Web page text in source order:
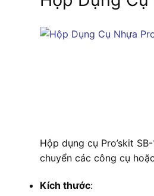
Hộp dụng cụ Pro’skit
chuyển các công cụ
Kích thước: